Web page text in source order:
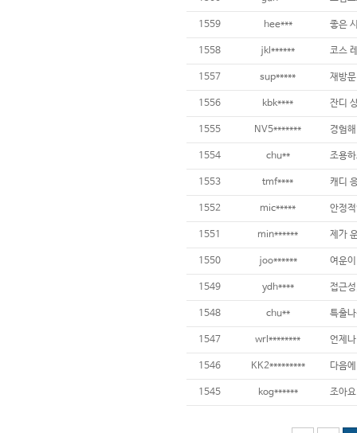
1559 hee*** 좋은
1558 jkl******
1557 sup***** 재방
1556 kbk****
1555 NV5*******
1554 chu**
1553 tmf****
1552 mic***** 안정
1551 min****** 제가
1550 joo******
1549 ydh****
1548 chu**
1547 wrl******** 언제
1546 KK2*********
1545 kog****** 조아